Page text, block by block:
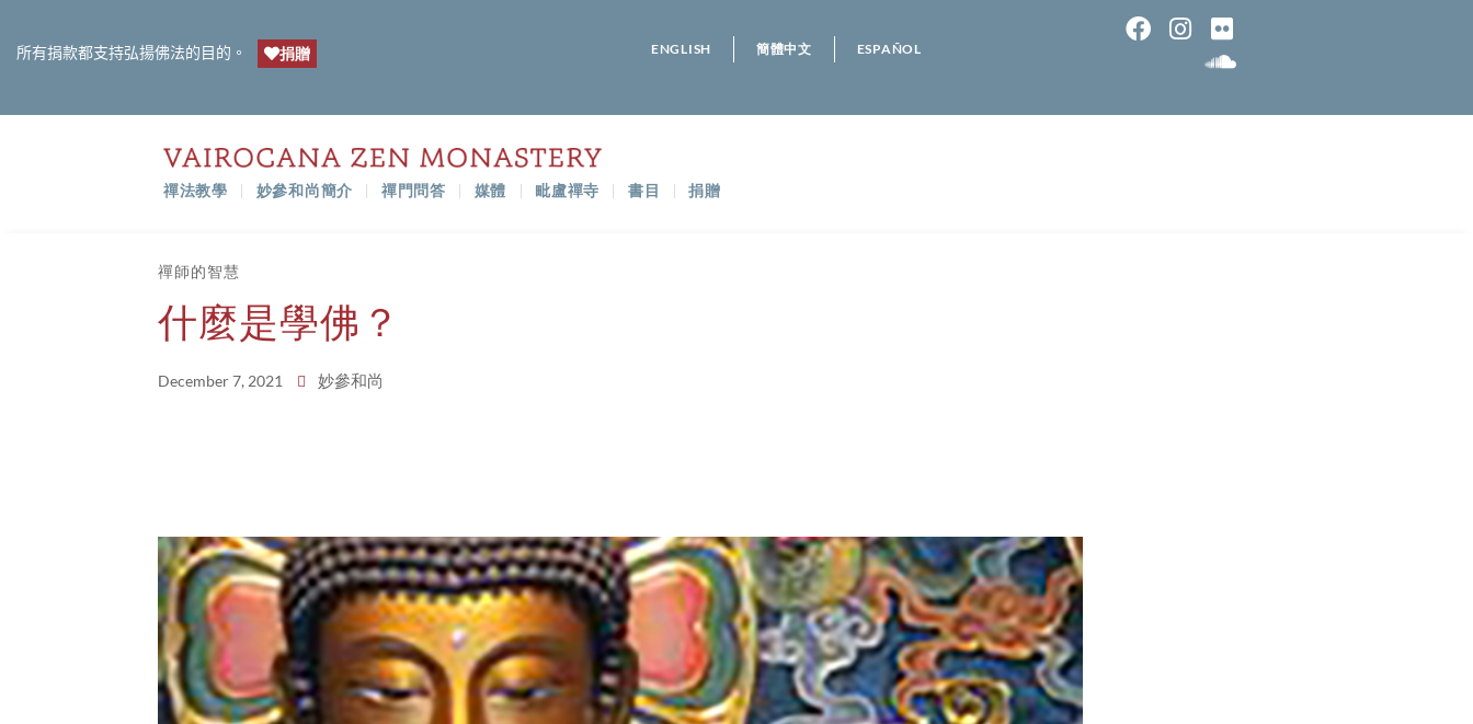
所有捐款都支持弘揚佛法的目的。 捐贈 ENGLISH 簡體中文 ESPAÑOL
禪法教學 妙參和尚簡介 禪門問答 媒體 毗盧禪寺 書目 捐贈
禪師的智慧
什麼是學佛？
December 7, 2021 妙參和尚